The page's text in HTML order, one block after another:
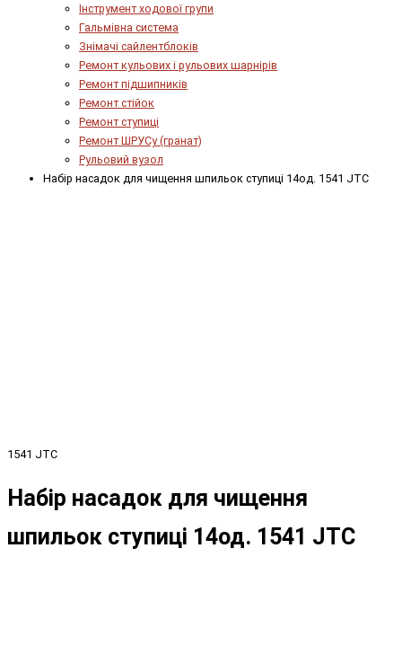
Інструмент ходової групи
Гальмівна система
Знімачі сайлентблоків
Ремонт кульових і рульових шарнірів
Ремонт підшипників
Ремонт стійок
Ремонт ступиці
Ремонт ШРУСу (гранат)
Рульовий вузол
Набір насадок для чищення шпильок ступиці 14од. 1541 JTC
1541 JTC
Набір насадок для чищення
шпильок ступиці 14од. 1541 JTC